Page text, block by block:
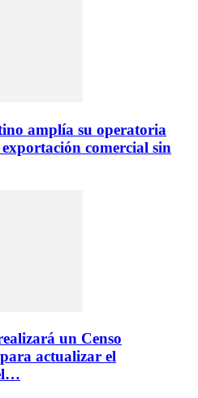
amplía su operatoria
comercial sin
un Censo
actualizar el